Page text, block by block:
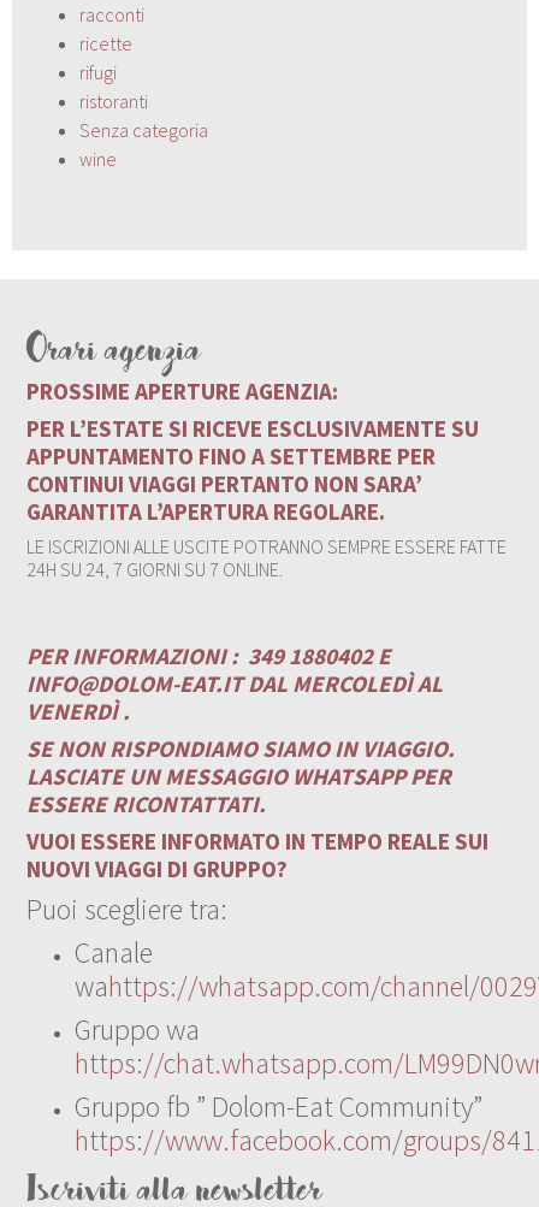
racconti
ricette
rifugi
ristoranti
Senza categoria
wine
Orari agenzia
PROSSIME APERTURE AGENZIA:
PER L’ESTATE SI RICEVE ESCLUSIVAMENTE SU
APPUNTAMENTO FINO A SETTEMBRE PER
CONTINUI VIAGGI PERTANTO NON SARA’
GARANTITA L’APERTURA REGOLARE.
LE ISCRIZIONI ALLE USCITE POTRANNO SEMPRE ESSERE FATTE
24H SU 24, 7 GIORNI SU 7 ONLINE.
PER INFORMAZIONI : 349 1880402 E
INFO@DOLOM-EAT.ITDAL MERCOLEDÌ AL
VENERDÌ .
SE NON RISPONDIAMO SIAMO IN VIAGGIO.
LASCIATE UN MESSAGGIO WHATSAPP PER
ESSERE RICONTATTATI.
VUOI ESSERE INFORMATO IN TEMPO REALE SUI
NUOVI VIAGGI DI GRUPPO?
Puoi scegliere tra:
Canale
wahttps://whatsapp.com/channel/
Gruppo wa
https://chat.whatsapp.com/
Gruppo fb ” Dolom-Eat Community”
https://www.facebook.com/groups/
Iscriviti alla newsletter